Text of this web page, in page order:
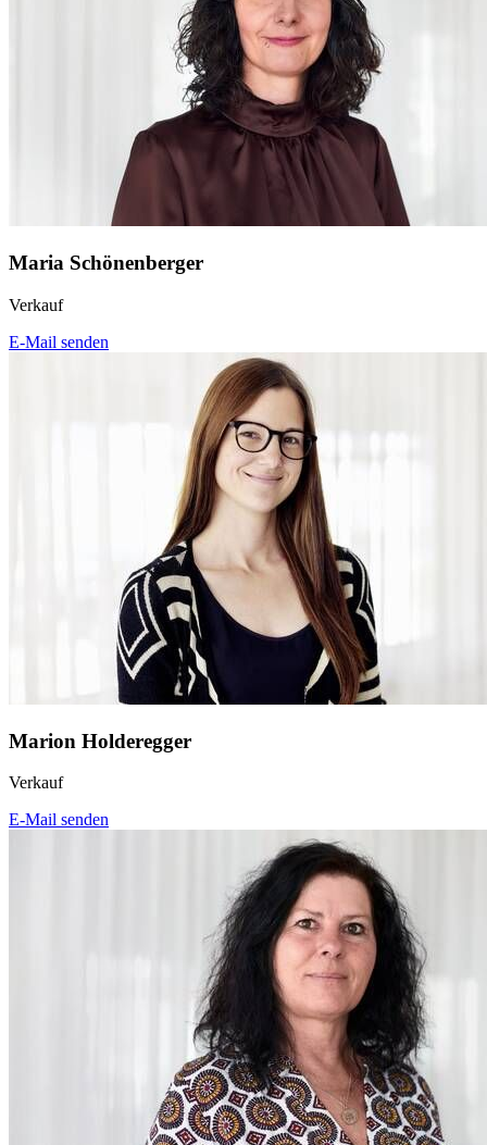
Maria Schönenberger
Verkauf
E-Mail senden
Marion Holderegger
Verkauf
E-Mail senden